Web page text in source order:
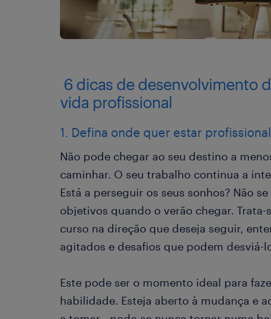
6 dicas de desenvolvimento
vida profissional
1. Defina onde quer estar
Não pode chegar ao seu destino a
caminhar. O seu trabalho continua a
Está a perseguir os seus sonhos? Não
objetivos quando o verão chegar.
curso na direção que deseja seguir,
agitados e desafios que podem desviá-
Este pode ser o momento ideal para
habilidade. Esteja aberto à mudança e